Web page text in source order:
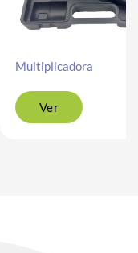
Multiplicadora
Ver